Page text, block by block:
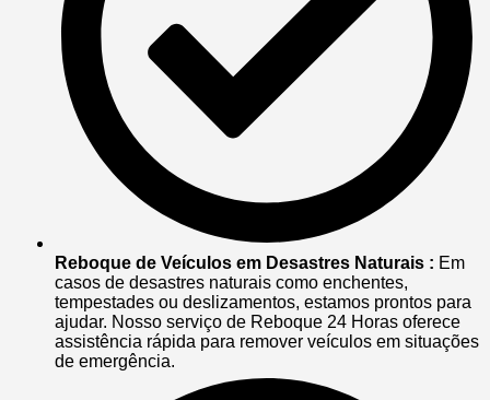
Reboque de Veículos em Desastres Naturais : Em
casos de desastres naturais como enchentes,
tempestades ou deslizamentos, estamos prontos para
ajudar. Nosso serviço de Reboque 24 Horas oferece
assistência rápida para remover veículos em situações
de emergência.